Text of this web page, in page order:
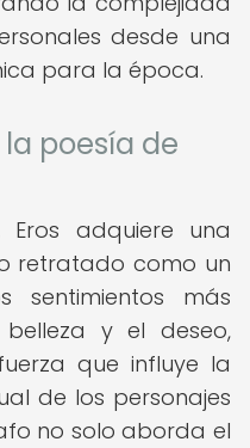
desde una
para la época.
la poesía de
adquiere una
retratado como un
sentimientos más
y el deseo,
que influye la
de los personajes
no solo aborda el